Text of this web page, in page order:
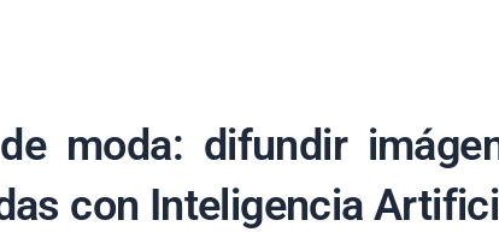
moda: difundir
con Inteligencia